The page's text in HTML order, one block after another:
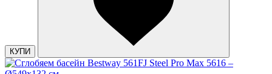
КУПИ